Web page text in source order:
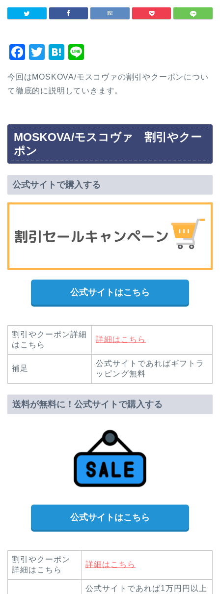
F
c
e
o
o
k
T
tt
er
H
e
n
e
今回はMOSKOVA/モスコヴァの割引やクーポンについ
て徹底的に説明していきます。
MOSKOVA/モスコヴァ 割引やクー
ポン
公式サイトで購入する
公式サイトはこちら
割引やクーポン詳細
はこちら
詳細はこちら
補足
公式サイトであればギフトラ
ッピング無料
送料が無料に！公式サイトで購入する
公式サイトはこちら
割引やクーポン
詳細はこちら
詳細はこちら
公式サイトであれば1万円円以上